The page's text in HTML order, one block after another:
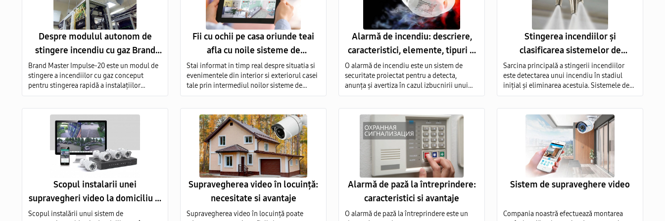
Despre modulul autonom de
stingere incendiu cu gaz Brand
Master Impuls-20
Brand Master Impulse-20 este un modul de
stingere a incendiilor cu gaz conceput
pentru stingerea rapidă a instalațiilor
electrice aprinse (E), a substanțelor
(C) pe întregul volum al obiectului protejat.
Fii cu ochii pe casa oriunde teai
afla cu noile sisteme de
supraveghere video pentru casa
Stai informat in timp real despre situatia si
evenimentele din interior si exteriorul casei
tale prin intermediul noilor sisteme de
supraveghere video cu camere de cea mai
montare a echipamentelor de monitorizare
video in toata Moldova.
Alarmă de incendiu: descriere,
caracteristici, elemente, tipuri si
avantaje
O alarmă de incendiu este un sistem de
securitate proiectat pentru a detecta,
anunța și avertiza în cazul izbucnirii unui
incendiu.
Stingerea incendiilor și
clasificarea sistemelor de
stingere a incendiilor
Sarcina principală a stingerii incendiilor
este detectarea unui incendiu în stadiul
inițial și eliminarea acestuia. Sistemele de
stingere a incendiilor după tipul de agent de
Scopul instalarii unei
supravegheri video la domiciliu si
companie
Scopul instalării unui sistem de
Supravegherea video în locuință:
necesitate si avantaje
Supravegherea video în locuință poate
Alarmă de pază la întreprindere:
caracteristici si avantaje
O alarmă de pază la întreprindere este un
Sistem de supraveghere video
Compania noastră efectuează montarea